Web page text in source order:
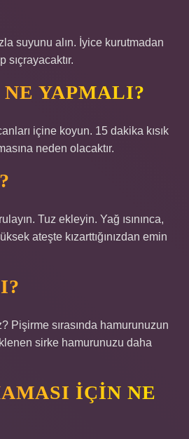
suyunu alın. İyice kurutmadan
sıçrayacaktır.
YAPMALI?
içine koyun. 15 dakika kısık
neden olacaktır.
Tuz ekleyin. Yağ ısınınca,
ateşte kızarttığınızdan emin
Pişirme sırasında hamurunuzun
sirke hamurunuzu daha
IÇIN NE